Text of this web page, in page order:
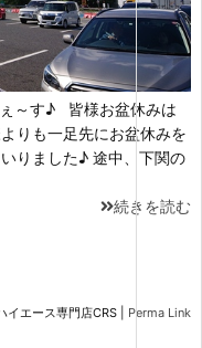
～す♪ 皆様お盆休みは
りも一足先にお盆休みを
りました♪ 途中、下関の
続きを読む
イエース専門店CRS Perma Link